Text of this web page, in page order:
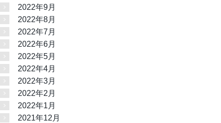
2022年9月
2022年8月
2022年7月
2022年6月
2022年5月
2022年4月
2022年3月
2022年2月
2022年1月
2021年12月